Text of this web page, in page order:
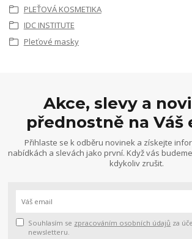
PLEŤOVÁ KOSMETIKA
IDC INSTITUTE
Pleťové masky
Akce, slevy a
přednostně na Váš
Přihlaste se k odběru novinek a získejte
nabídkách a slevách jako první. Když vás
kdykoliv zrušit.
Souhlasím se zpracováním osobních údajů za
newsletteru.